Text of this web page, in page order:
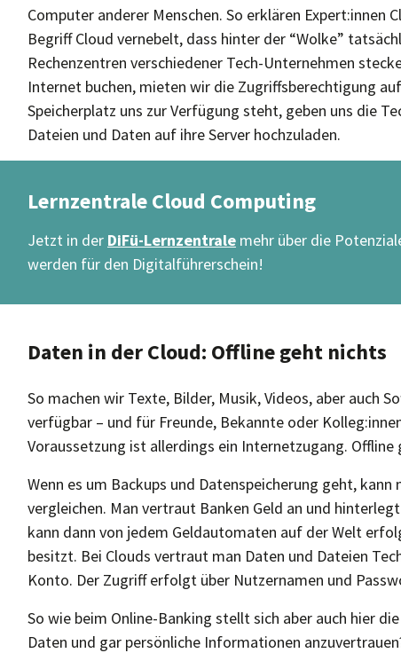
Computer anderer Menschen. So erklären Expert:innen
Begriff Cloud vernebelt, dass hinter der “Wolke”
Rechenzentren verschiedener Tech-Unternehmen
Internet buchen, mieten wir die Zugriffsberechtigung
Speicherplatz uns zur Verfügung steht, geben uns die
Dateien und Daten auf ihre Server hochzuladen.
Lernzentrale Cloud Computing
Jetzt in der DiFü-Lernzentrale mehr über die
werden für den Digitalführerschein!
Daten in der Cloud: Offline geht nichts
So machen wir Texte, Bilder, Musik, Videos, aber auch
verfügbar – und für Freunde, Bekannte oder
Voraussetzung ist allerdings ein Internetzugang.
Wenn es um Backups und Datenspeicherung geht,
vergleichen. Man vertraut Banken Geld an und
kann dann von jedem Geldautomaten auf der Welt
besitzt. Bei Clouds vertraut man Daten und Dateien
Konto. Der Zugriff erfolgt über Nutzernamen und
So wie beim Online-Banking stellt sich aber auch hier
Daten und gar persönliche Informationen